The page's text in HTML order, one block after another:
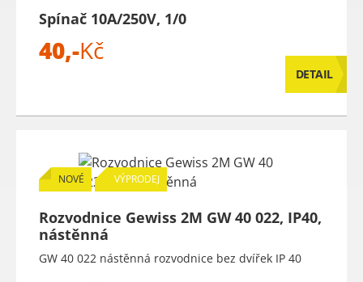
Spínač 10A/250V, 1/0
40,-Kč
DETAIL
NOVÉ VÝPRODEJ
Rozvodnice Gewiss 2M GW 40 022, IP40,
nástěnná
GW 40 022 nástěnná rozvodnice bez dvířek IP 40